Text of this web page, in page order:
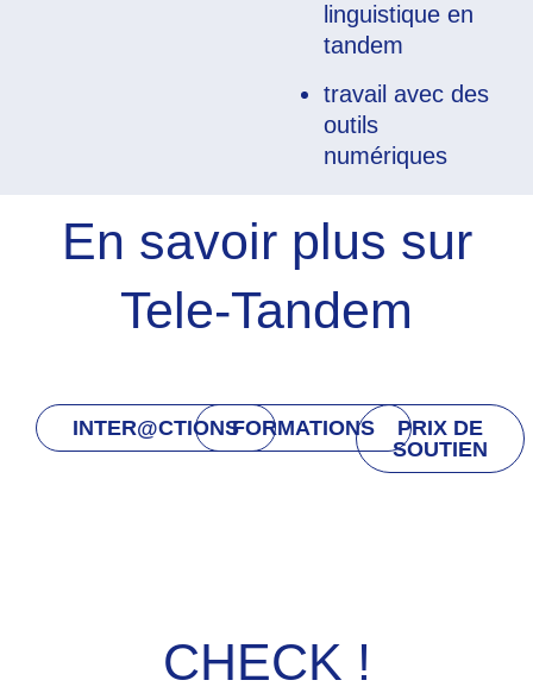
linguistique en
tandem
travail avec des
outils
numériques
En savoir plus sur
Tele-Tandem
INTER@CTIONSFORMATIONS
PRIX DE
SOUTIEN
CHECK !